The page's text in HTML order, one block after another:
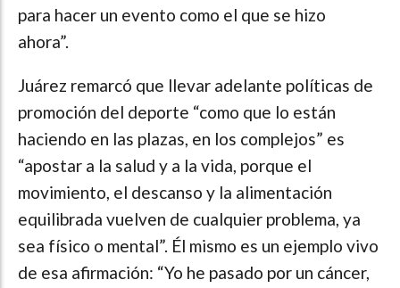
para hacer un evento como el que se hizo
ahora”.
Juárez remarcó que llevar adelante políticas de
promoción del deporte “como que lo están
haciendo en las plazas, en los complejos” es
“apostar a la salud y a la vida, porque el
movimiento, el descanso y la alimentación
equilibrada vuelven de cualquier problema, ya
sea físico o mental”. Él mismo es un ejemplo vivo
de esa afirmación: “Yo he pasado por un cáncer,